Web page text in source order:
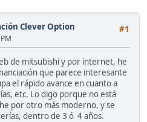
#1
Clever Option
de mitsubishi y por internet, he
que parece interesante
el rápido avance en cuanto a
etc. Lo digo porque no está
por otro más moderno, y se
dentro de 3 ó 4 años.